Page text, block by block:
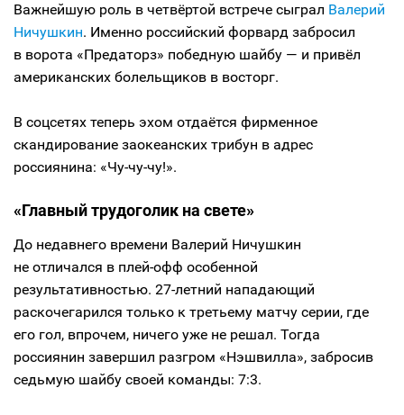
Важнейшую роль в четвёртой встрече сыграл Валерий
Ничушкин. Именно российский форвард забросил
в ворота «Предаторз» победную шайбу — и привёл
американских болельщиков в восторг.
В соцсетях теперь эхом отдаётся фирменное
скандирование заокеанских трибун в адрес
россиянина: «Чу-чу-чу!».
«Главный трудоголик на свете»
До недавнего времени Валерий Ничушкин
не отличался в плей-офф особенной
результативностью. 27-летний нападающий
раскочегарился только к третьему матчу серии, где
его гол, впрочем, ничего уже не решал. Тогда
россиянин завершил разгром «Нэшвилла», забросив
седьмую шайбу своей команды: 7:3.